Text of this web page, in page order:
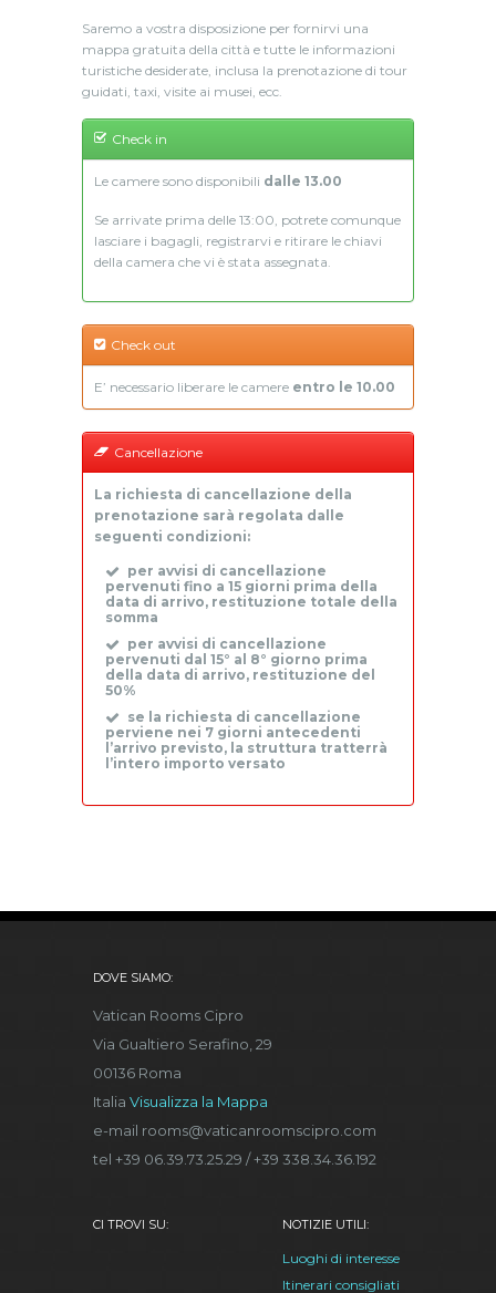
Saremo a vostra disposizione per fornirvi una
mappa gratuita della città e tutte le informazioni
turistiche desiderate, inclusa la prenotazione di tour
guidati, taxi, visite ai musei, ecc.
Check in
Le camere sono disponibili dalle 13.00
Se arrivate prima delle 13:00, potrete comunque
lasciare i bagagli, registrarvi e ritirare le chiavi
della camera che vi è stata assegnata.
Check out
E’ necessario liberare le camere entro le 10.00
Cancellazione
La richiesta di cancellazione della
prenotazione sarà regolata dalle
seguenti condizioni:
per avvisi di cancellazione
pervenuti fino a 15 giorni prima della
data di arrivo, restituzione totale della
somma
per avvisi di cancellazione
pervenuti dal 15° al 8° giorno prima
della data di arrivo, restituzione del
50%
se la richiesta di cancellazione
perviene nei 7 giorni antecedenti
l’arrivo previsto, la struttura tratterrà
l’intero importo versato
DOVE SIAMO:
Vatican Rooms Cipro
Via Gualtiero Serafino, 29
00136 Roma
Italia Visualizza la Mappa
e-mail rooms@vaticanroomscipro.com
tel +39 06.39.73.25.29 / +39 338.34.36.192
CI TROVI SU: NOTIZIE UTILI:
Luoghi di interesse
Itinerari consigliati